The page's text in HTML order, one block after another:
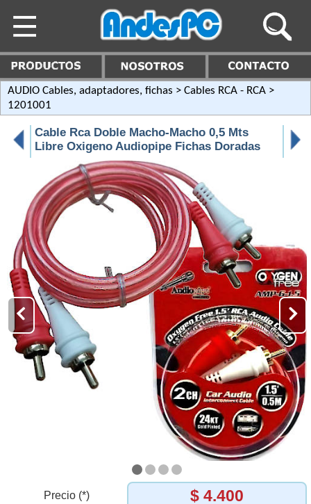
AUDIO Cables, adaptadores, fichas > Cables RCA - RCA >
1201001
Cable Rca Doble Macho-Macho 0,5 Mts
Libre Oxigeno Audiopipe Fichas Doradas
Precio (*) $ 4.400